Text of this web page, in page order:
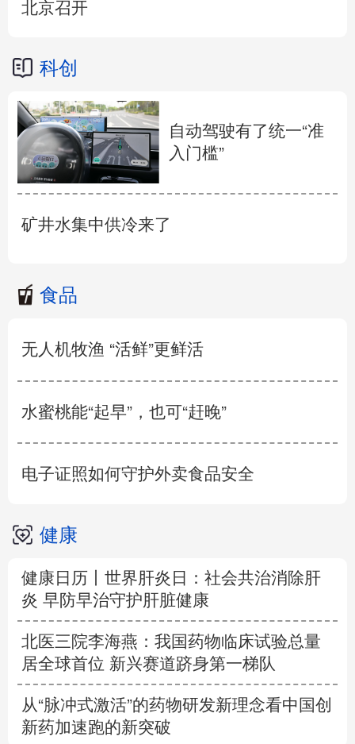
北京召开
科创
自动驾驶有了统一“准
入门槛”
矿井水集中供冷来了
食品
无人机牧渔 “活鲜”更鲜活
水蜜桃能“起早”，也可“赶晚”
电子证照如何守护外卖食品安全
健康
健康日历丨世界肝炎日：社会共治消除肝
炎 早防早治守护肝脏健康
北医三院李海燕：我国药物临床试验总量
居全球首位 新兴赛道跻身第一梯队
从“脉冲式激活”的药物研发新理念看中国创
新药加速跑的新突破